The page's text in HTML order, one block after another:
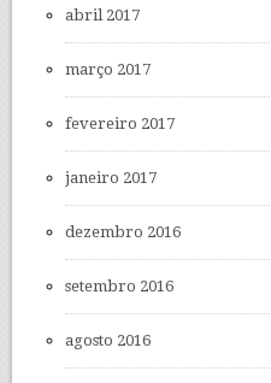
abril 2017
março 2017
fevereiro 2017
janeiro 2017
dezembro 2016
setembro 2016
agosto 2016